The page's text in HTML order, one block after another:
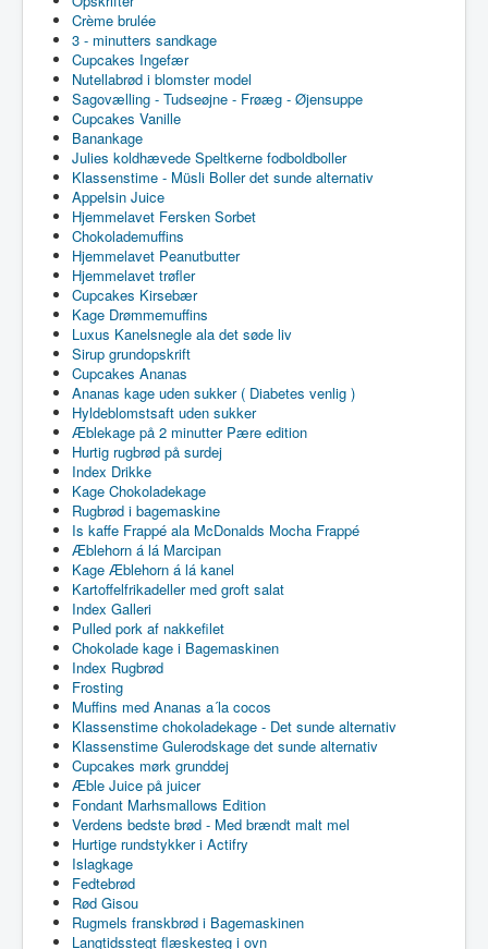
Crème brulée
3 - minutters sandkage
Cupcakes Ingefær
Nutellabrød i blomster model
Sagovælling - Tudseøjne - Frøæg - Øjensuppe
Cupcakes Vanille
Banankage
Julies koldhævede Speltkerne fodboldboller
Klassenstime - Müsli Boller det sunde alternativ
Appelsin Juice
Hjemmelavet Fersken Sorbet
Chokolademuffins
Hjemmelavet Peanutbutter
Hjemmelavet trøfler
Cupcakes Kirsebær
Kage Drømmemuffins
Luxus Kanelsnegle ala det søde liv
Sirup grundopskrift
Cupcakes Ananas
Ananas kage uden sukker ( Diabetes venlig )
Hyldeblomstsaft uden sukker
Æblekage på 2 minutter Pære edition
Hurtig rugbrød på surdej
Index Drikke
Kage Chokoladekage
Rugbrød i bagemaskine
Is kaffe Frappé ala McDonalds Mocha Frappé
Æblehorn á lá Marcipan
Kage Æblehorn á lá kanel
Kartoffelfrikadeller med groft salat
Index Galleri
Pulled pork af nakkefilet
Chokolade kage i Bagemaskinen
Index Rugbrød
Frosting
Muffins med Ananas a´la cocos
Klassenstime chokoladekage - Det sunde alternativ
Klassenstime Gulerodskage det sunde alternativ
Cupcakes mørk grunddej
Æble Juice på juicer
Fondant Marhsmallows Edition
Verdens bedste brød - Med brændt malt mel
Hurtige rundstykker i Actifry
Islagkage
Fedtebrød
Rød Gisou
Rugmels franskbrød i Bagemaskinen
Langtidsstegt flæskesteg i ovn